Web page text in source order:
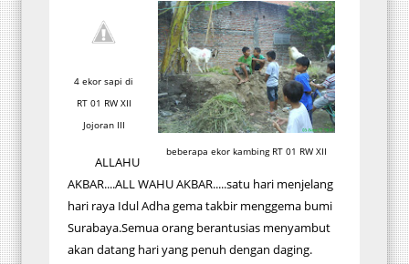
beberapa ekor kambing RT 01 RW XII
4 ekor sapi di
RT 01 RW XII
Jojoran III
ALLAHU
AKBAR....ALL WAHU AKBAR.....satu hari menjelang
hari raya Idul Adha gema takbir menggema bumi
Surabaya.Semua orang berantusias menyambut
akan datang hari yang penuh dengan daging.